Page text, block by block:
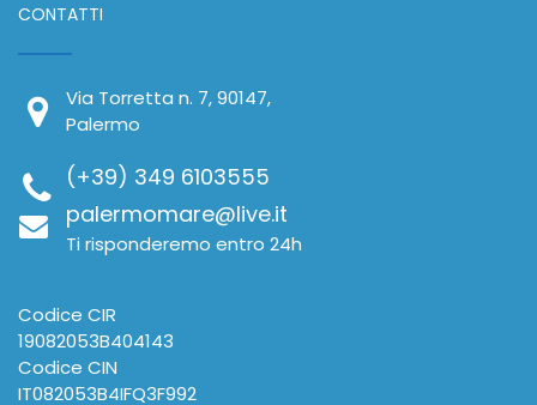
CONTATTI
Via Torretta n. 7, 90147,
Palermo
(+39) 349 6103555
palermomare@live.it
Ti risponderemo entro 24h
Codice CIR
19082053B404143
Codice CIN
IT082053B4IFQ3F992